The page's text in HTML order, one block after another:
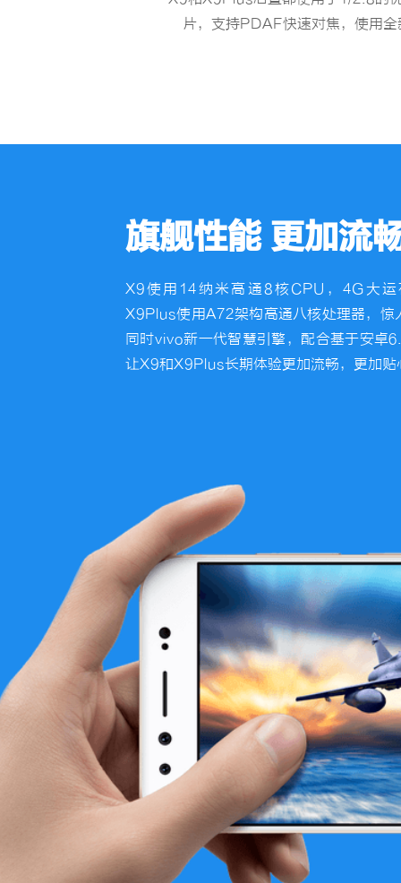
片，支持PDAF快速对焦，使用
旗舰性能 更加流
X9使用14纳米高通8核CPU，4G大运
X9Plus使用A72架构高通八核处理器，惊
同时vivo新一代智慧引擎，配合基于安
让X9和X9Plus长期体验更加流畅，更加贴